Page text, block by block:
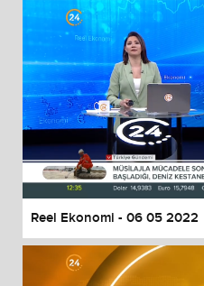
Reel Ekonomi - 06 05 2022